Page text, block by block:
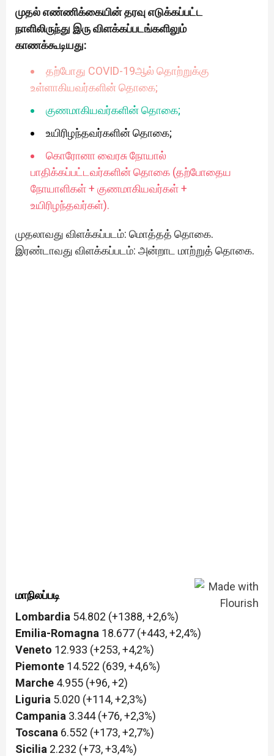
முதல் எண்ணிக்கையின் தரவு எடுக்கப்பட்ட
நாளிலிருந்து இரு விளக்கப்படங்களிலும்
காணக்கூடியது:
தற்போது COVID-19ஆல் தொற்றுக்கு
உள்ளாகியவர்களின் தொகை;
குணமாகியவர்களின் தொகை;
உயிரிழந்தவர்களின் தொகை;
கொரோனா வைரசு நோயால்
பாதிக்கப்பட்டவர்களின் தொகை (தற்போதைய
நோயாளிகள் + குணமாகியவர்கள் +
உயிரிழந்தவர்கள்).
முதலாவது விளக்கப்படம்: மொத்தத் தொகை.
இரண்டாவது விளக்கப்படம்: அன்றாட மாற்றுத் தொகை.
மாநிலப்படி
Lombardia 54.802 (+1388, +2,6%)
Emilia-Romagna 18.677 (+443, +2,4%)
Veneto 12.933 (+253, +4,2%)
Piemonte 14.522 (639, +4,6%)
Marche 4.955 (+96, +2)
Liguria 5.020 (+114, +2,3%)
Campania 3.344 (+76, +2,3%)
Toscana 6.552 (+173, +2,7%)
Sicilia 2.232 (+73, +3,4%)